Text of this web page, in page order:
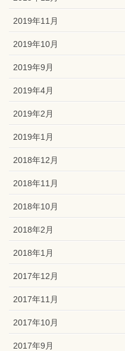
2019年11月
2019年10月
2019年9月
2019年4月
2019年2月
2019年1月
2018年12月
2018年11月
2018年10月
2018年2月
2018年1月
2017年12月
2017年11月
2017年10月
2017年9月